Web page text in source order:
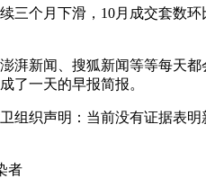
三个月下滑，10月成交套数
湃新闻、搜狐新闻等等每天
了一天的早报简报。
组织声明：当前没有证据表
者